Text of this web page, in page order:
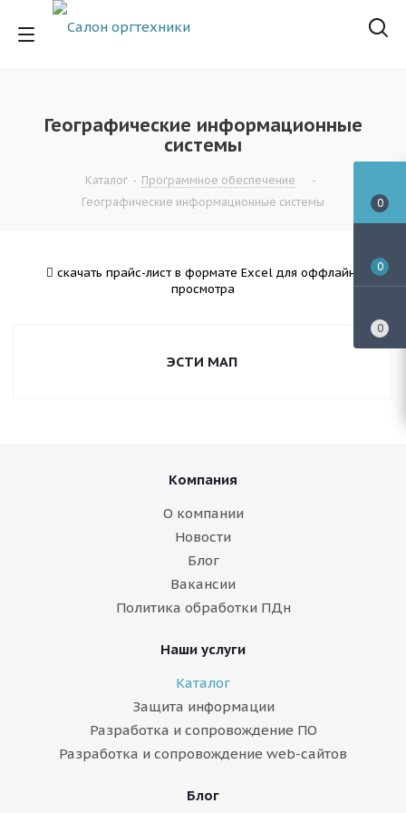
Географические информационные
системы
Каталог - Программное обеспечение
-
Географические информационные системы
скачать прайс-лист в формате Excel для оффлайн-
просмотра
ЭСТИ МАП
Компания
О компании
Новости
Блог
Вакансии
Политика обработки ПДн
Наши услуги
Каталог
Защита информации
Разработка и сопровождение ПО
Разработка и сопровождение web-сайтов
Блог
0
0
0